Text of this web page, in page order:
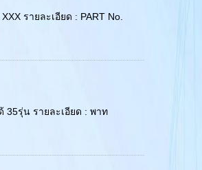
รายละเอียด : PART No.
35รุ่น รายละเอียด : พาท